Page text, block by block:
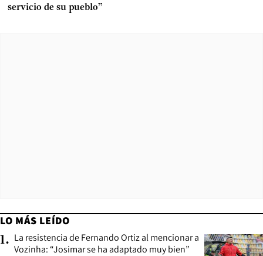
servicio de su pueblo”
LO MÁS LEÍDO
1. La resistencia de Fernando Ortiz al mencionar a
Vozinha: “Josimar se ha adaptado muy bien”